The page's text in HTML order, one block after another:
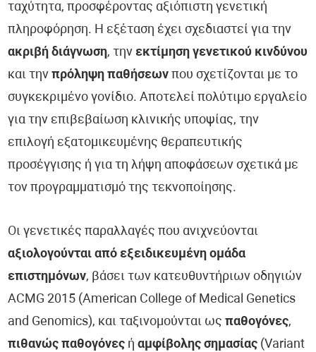
ταχύτητα, προσφέροντας αξιόπιστη γενετική
πληροφόρηση. Η εξέταση έχει σχεδιαστεί για την
ακριβή διάγνωση, τηνεκτίμηση γενετικού κινδύνου
και τηνπρόληψη παθήσεων που σχετίζονται με το
συγκεκριμένο γονίδιο. Αποτελεί πολύτιμο εργαλείο
για την επιβεβαίωση κλινικής υποψίας, την
επιλογή εξατομικευμένης θεραπευτικής
προσέγγισης ή για τη λήψη αποφάσεων σχετικά με
τον προγραμματισμό της τεκνοποίησης.
Οι γενετικές παραλλαγές που ανιχνεύονται
αξιολογούνται από εξειδικευμένη ομάδα
επιστημόνων, βάσει των κατευθυντήριων οδηγιών
ACMG 2015 (American College of Medical Genetics
and Genomics), και ταξινομούνται ωςπαθογόνες,
πιθανώς παθογόνες ήαμφίβολης σημασίας (Variant